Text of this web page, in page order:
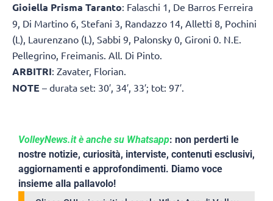
Gioiella Prisma Taranto: Falaschi 1, De Barros Ferreira
9, Di Martino 6, Stefani 3, Randazzo 14, Alletti 8, Pochini
(L), Laurenzano (L), Sabbi 9, Palonsky 0, Gironi 0. N.E.
Pellegrino, Freimanis. All. Di Pinto.
ARBITRI: Zavater, Florian.
NOTE – durata set: 30′, 34′, 33′; tot: 97′.
VolleyNews.it è anche su Whatsapp: non perderti le
nostre notizie, curiosità, interviste, contenuti esclusivi,
aggiornamenti e approfondimenti. Diamo voce
insieme alla pallavolo!